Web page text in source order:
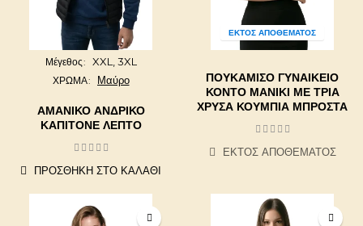
Μέγεθος XXL, 3XL
ΧΡΩΜΑ Μαύρο
ΑΜΆΝΙΚΟ ΑΝΔΡΙΚΌ
ΚΑΠΙΤΟΝΈ ΛΕΠΤΌ
ΠΡΟΣΘΉΚΗ ΣΤΟ ΚΑΛΆΘΙ
ΕΚΤΌΣ ΑΠΟΘΈΜΑΤΟΣ
ΠΟΥΚΆΜΙΣΟ ΓΥΝΑΙΚΕΊΟ
ΚΟΝΤΌ ΜΑΝΊΚΙ ΜΕ ΤΡΊΑ
ΧΡΥΣΆ ΚΟΥΜΠΙΆ ΜΠΡΟΣΤΆ
ΕΚΤΌΣ ΑΠΟΘΈΜΑΤΟΣ